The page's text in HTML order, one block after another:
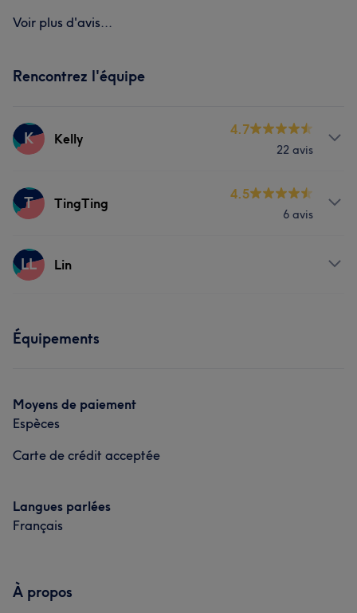
Voir plus d'avis...
Rencontrez l'équipe
K Kelly
4.7
22 avis
Prestations
Manucure et Beauté des pieds
T TingTing
4.5
6 avis
Prestations
LL Lin
Équipements
Moyens de paiement
Espèces
Carte de crédit acceptée
Langues parlées
Français
À propos